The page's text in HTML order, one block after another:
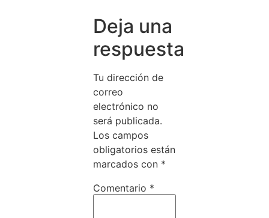
Deja una
respuesta
Tu dirección de
correo
electrónico no
será publicada.
Los campos
obligatorios están
marcados con *
Comentario *